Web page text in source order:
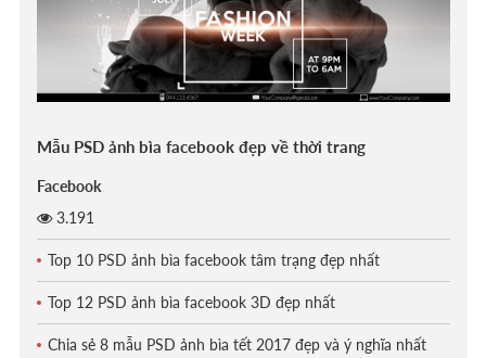
Mẫu PSD ảnh bìa facebook đẹp về thời trang
Facebook
3.191
Top 10 PSD ảnh bìa facebook tâm trạng đẹp nhất
Top 12 PSD ảnh bìa facebook 3D đẹp nhất
Chia sẻ 8 mẫu PSD ảnh bìa tết 2017 đẹp và ý nghĩa nhất